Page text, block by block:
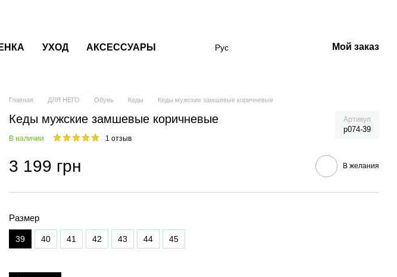
УХОД АКСЕССУАРЫ Рус Мой заказ
Главная ДЛЯ НЕГО Обувь Кеды Кеды мужские замшевые коричневые
Кеды мужские замшевые коричневые Артикул
p074-39
В наличии 1 отзыв
3 199 грн В желания
Размер
39 40 41 42 43 44 45